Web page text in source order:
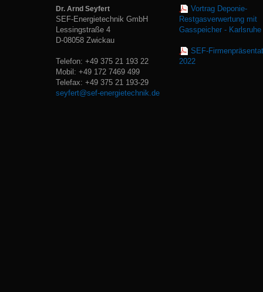
Dr. Arnd Seyfert
SEF-Energietechnik GmbH
Lessingstraße 4
D-08058 Zwickau
Telefon: +49 375 21 193 22
Mobil: +49 172 7469 499
Telefax: +49 375 21 193-29
seyfert@sef-energietechnik.de
Vortrag Deponie-
Restgasverwertung mit
Gasspeicher - Karlsruhe
SEF-
2022